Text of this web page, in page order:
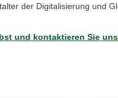
der Digitalisierung und
und kontaktieren Sie